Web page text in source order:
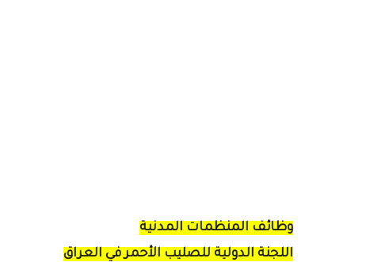
وظائف المنظمات المدنية
اللجنة الدولية للصليب الأحمر في العراق